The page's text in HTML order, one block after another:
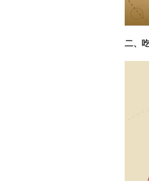
二、